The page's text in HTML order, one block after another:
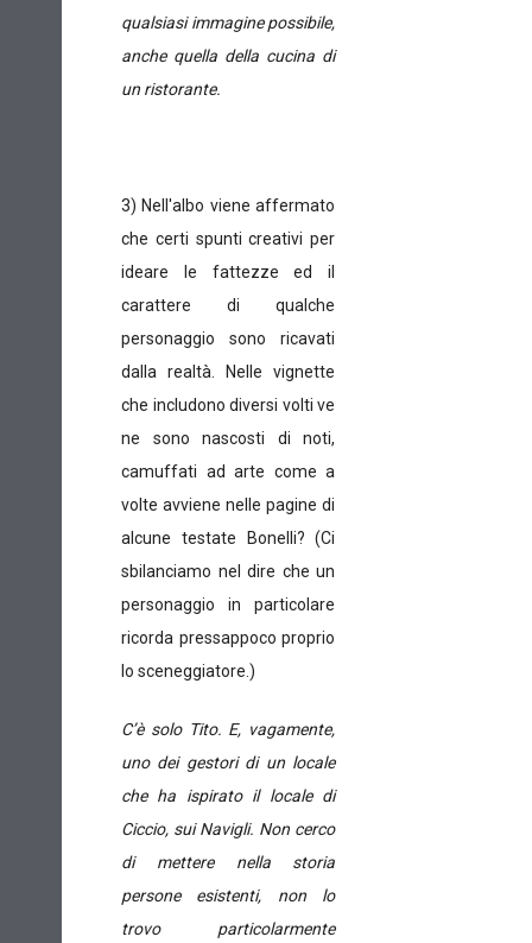
qualsiasi immagine possibile,
anche quella della cucina di
un ristorante.
3) Nell'albo viene affermato
che certi spunti creativi per
ideare le fattezze ed il
carattere di qualche
personaggio sono ricavati
dalla realtà. Nelle vignette
che includono diversi volti ve
ne sono nascosti di noti,
camuffati ad arte come a
volte avviene nelle pagine di
alcune testate Bonelli? (Ci
sbilanciamo nel dire che un
personaggio in particolare
ricorda pressappoco proprio
lo sceneggiatore.)
C’è solo Tito. E, vagamente,
uno dei gestori di un locale
che ha ispirato il locale di
Ciccio, sui Navigli. Non cerco
di mettere nella storia
persone esistenti, non lo
trovo particolarmente